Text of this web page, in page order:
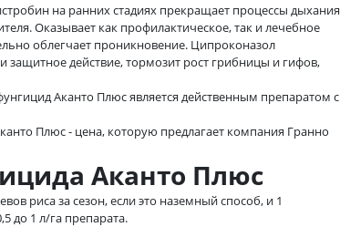
на ранних стадиях прекращает процессы дыхания
Оказывает как профилактическое, так и лечебное
облегчает проникновение. Ципроконазол
защитное действие, тормозит рост грибницы и гифов,
Аканто Плюс является действенным препаратом с
Плюс - цена, которую предлагает компания Гранно
Аканто Плюс
риса за сезон, если это наземный способ, и 1
до 1 л/га препарата.